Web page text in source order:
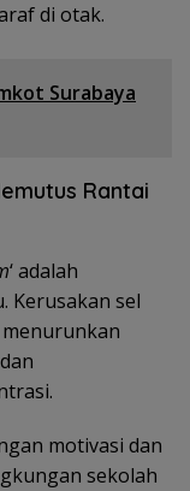
di otak.
Surabaya
Rantai
‘ adalah
Kerusakan sel
motivasi dan
sekolah